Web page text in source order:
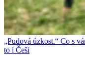
„Pudová úzkost.“ Co s
to i Češi